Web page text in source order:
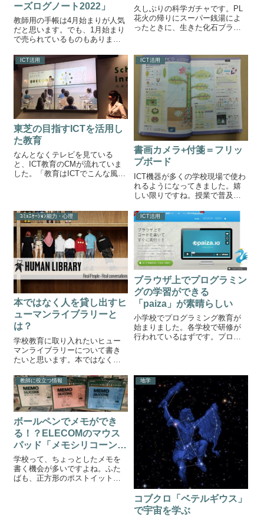
ーズログノート2022」
教師用の手帳は4月始まりが人気
だと思います。でも、1月始まり
で売られているものもありま
「Teacher's Log Note2022」をご
紹介します。教師専用手帳
「Teacher's Log Note2022」教師
をや...
久しぶりの科学ガチャです。PL
花火の帰りにスーパー銭湯によ
ったときに、生きた化石ブライ
円。安いと思い即ゲットしまし
た。生きた化石ブラインシュリ
ンプ全4種とありますが、正直違
いがわか...
ICT活用
東芝の目指すICTを活用し
た教育
なんとなくテレビを見ている
と、ICT教育のCMが流れていま
した。「教育はICTでこんな風に
EDIX 2014YouTubeで調べてみる
と、TOSH...
ICT活用
書画カメラ+付箋＝フリッ
プボード
ICT機器が多くの学校現場で使わ
れるようになってきました。嬉
しい限りですね。授業で普及す
ー→大型テレビ書画カメラ→パ
ソコン→タブレット→デジタル
教科書といった具合でしょう
か？扱いが簡単で準備も楽な書
画カメラについ...
ｺﾐｭﾆｹｰｼｮﾝ能力・心理
本ではなく人を貸し出すヒ
ューマンライブラリーと
は？
学校教育に取り入れたいヒュー
マンライブラリーについて書き
たいと思います。本ではなく人
リーヒューマンライブラリー
は、図書館で本を借りて物語を
詠むようにして人の体験や経験
を直接人から知ることのできる
システムのことです...
ICT活用
ブラウザ上でプログラミン
グの学習ができる
「paiza」が素晴らしい
小学校でプログラミング教育が
始まりました。各学校で研修が
行われているはずです。プログ
嬉しく思います。しかし現場の
先生方、特にパソコンなどのコ
ンピュータの扱い...
教師に役立つ情報
ボールペンでメモができ
る！？ELECOMのマウス
パッド「メモシリコーンマ
ウスパッド」が便利
学校って、ちょっとしたメモを
書く機会が多いですよね。ふた
ばも、正方形のポストイット
地学
コブクロ「ベテルギウス」
で宇宙を学ぶ